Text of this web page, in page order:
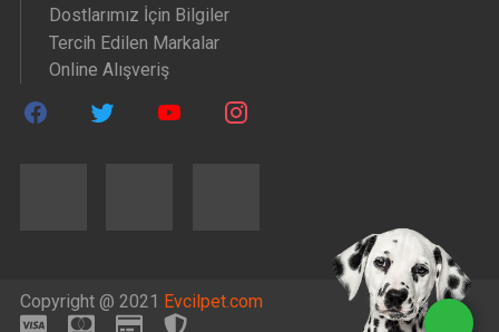
Dostlarımız İçin Bilgiler
Tercih Edilen Markalar
Online Alışveriş
Copyright @ 2021 Evcilpet.com